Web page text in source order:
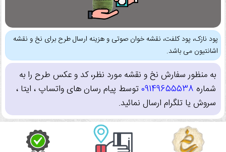
پود نازک، پود کلفت، نقشه خوان صوتی و هزینه ارسال طرح برای نخ و نقشه
اشانتیون می باشد.
به منظور سفارش نخ و نقشه مورد نظر، کد و عکس طرح را به
شماره 09149655538توسط پیام رسان های واتساپ ، ایتا ،
سروش یا تلگرام ارسال نمائید.